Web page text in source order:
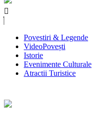
Povestiri & Legende
VideoPovești
Istorie
Evenimente Culturale
Atractii Turistice